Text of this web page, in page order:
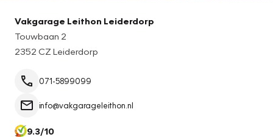
Vakgarage Leithon Leiderdorp
Touwbaan 2
2352 CZ Leiderdorp
071-5899099
info@vakgarageleithon.nl
9.3/10